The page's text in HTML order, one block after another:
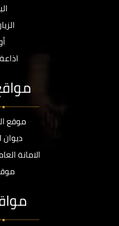
موقع
الامانة